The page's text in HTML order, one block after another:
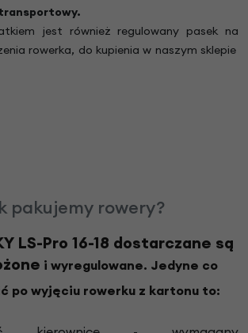
jest również regulowany pasek na
rowerka, do kupienia w naszym sklepie
pakujemy rowery?
LS-Pro 16-18 dostarczane są
i wyregulowane. Jedyne co
po wyjęciu rowerku z kartonu to: